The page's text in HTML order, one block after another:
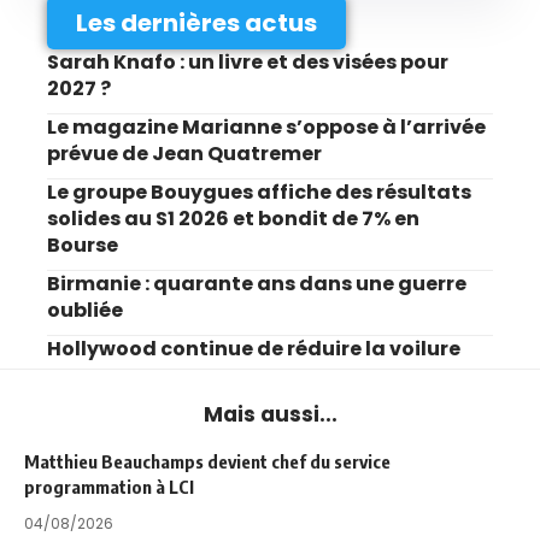
Les dernières actus
Sarah Knafo : un livre et des visées pour
2027 ?
Le magazine Marianne s’oppose à l’arrivée
prévue de Jean Quatremer
Le groupe Bouygues affiche des résultats
solides au S1 2026 et bondit de 7% en
Bourse
Birmanie : quarante ans dans une guerre
oubliée
Hollywood continue de réduire la voilure
Mais aussi...
Matthieu Beauchamps devient chef du service
programmation à LCI
04/08/2026